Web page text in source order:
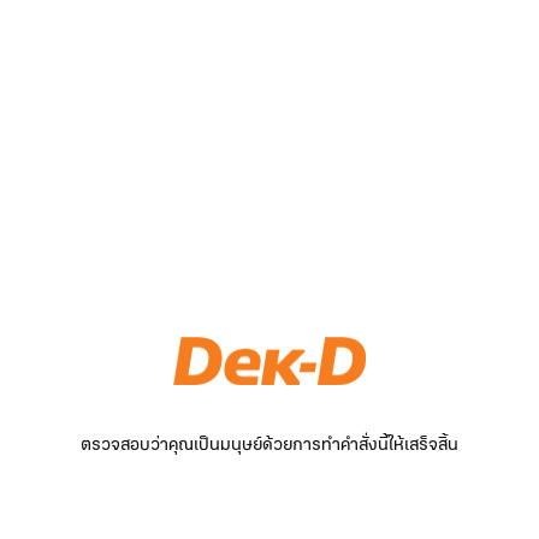
ตรวจสอบว่าคุณเป็นมนุษย์ด้วยการทำคำสั่งนี้ให้เสร็จสิ้น